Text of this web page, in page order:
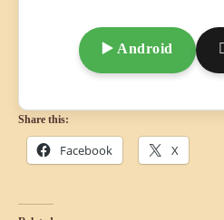
▶️ Android
Share this:
Facebook X